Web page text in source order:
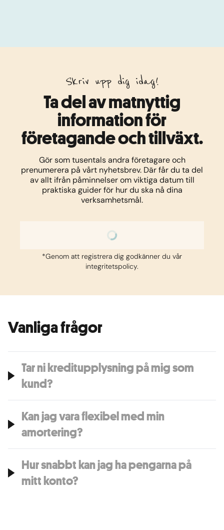
Skriv upp dig idag!
Ta del av matnyttig
information för
företagande och tillväxt.
Gör som tusentals andra företagare och
prenumerera på vårt nyhetsbrev. Där får du ta del
av allt ifrån påminnelser om viktiga datum till
praktiska guider för hur du ska nå dina
verksamhetsmål.
*Genom att registrera dig godkänner du vår
integritetspolicy.
Vanliga frågor
Tar ni kreditupplysning på mig som
kund?
Kan jag vara flexibel med min
amortering?
Hur snabbt kan jag ha pengarna på
mitt konto?